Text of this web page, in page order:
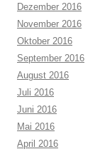
Dezember 2016
November 2016
Oktober 2016
September 2016
August 2016
Juli 2016
Juni 2016
Mai 2016
April 2016